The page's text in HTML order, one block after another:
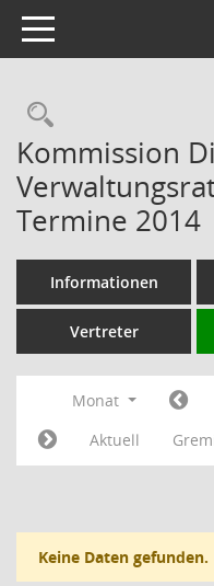
Toggle navigation
Kommission
Termine 2014
Informationen
Vertreter
Monat
Aktuell
Keine Daten gefunden.